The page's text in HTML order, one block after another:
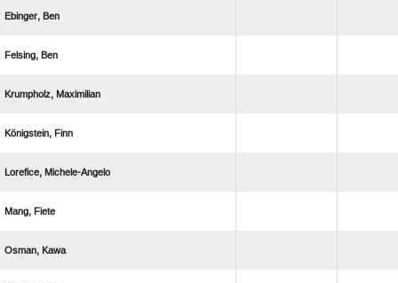
 
 
 
 
 
 
 